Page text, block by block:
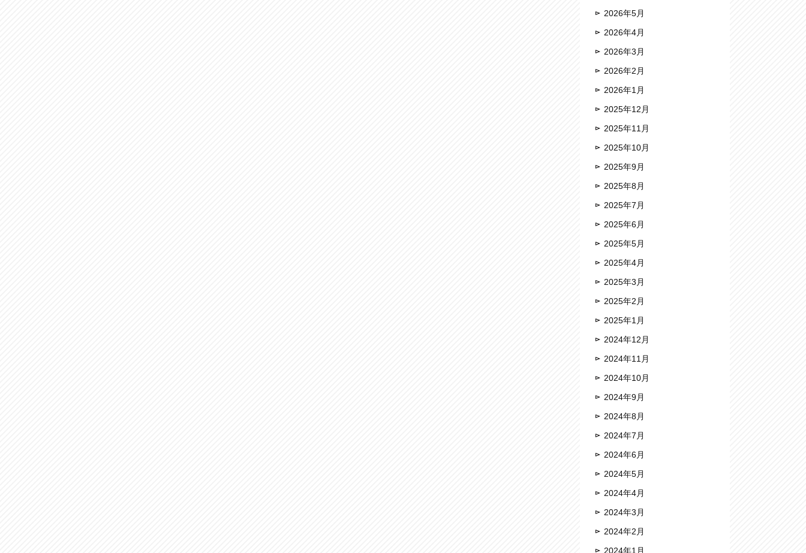
2026年5月
2026年4月
2026年3月
2026年2月
2026年1月
2025年12月
2025年11月
2025年10月
2025年9月
2025年8月
2025年7月
2025年6月
2025年5月
2025年4月
2025年3月
2025年2月
2025年1月
2024年12月
2024年11月
2024年10月
2024年9月
2024年8月
2024年7月
2024年6月
2024年5月
2024年4月
2024年3月
2024年2月
2024年1月